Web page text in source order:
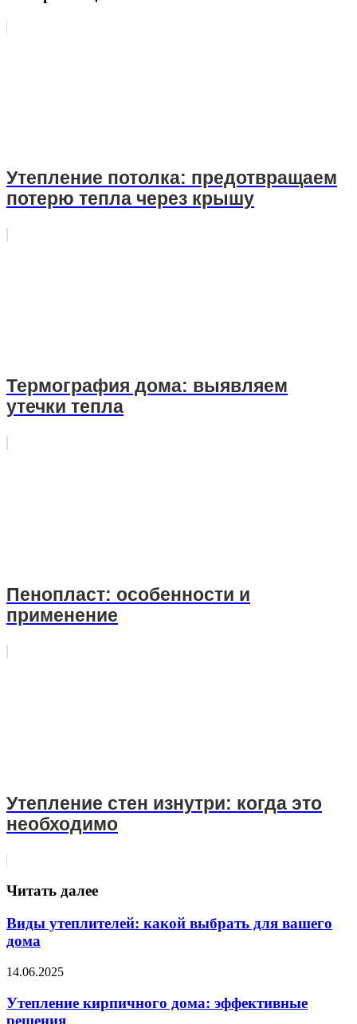
Утепление потолка: предотвращаем
потерю тепла через крышу
Термография дома: выявляем
утечки тепла
Пенопласт: особенности и
применение
Утепление стен изнутри: когда это
необходимо
Читать далее
Виды утеплителей: какой выбрать для вашего
дома
14.06.2025
Утепление кирпичного дома: эффективные
решения